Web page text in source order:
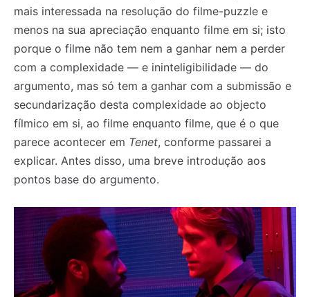
mais interessada na resolução do filme-puzzle e
menos na sua apreciação enquanto filme em si; isto
porque o filme não tem nem a ganhar nem a perder
com a complexidade — e ininteligibilidade — do
argumento, mas só tem a ganhar com a submissão e
secundarização desta complexidade ao objecto
fílmico em si, ao filme enquanto filme, que é o que
parece acontecer em Tenet, conforme passarei a
explicar. Antes disso, uma breve introdução aos
pontos base do argumento.